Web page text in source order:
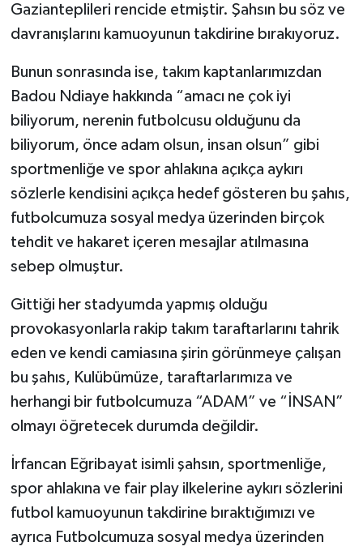
Gazianteplileri rencide etmiştir. Şahsın bu söz ve
davranışlarını kamuoyunun takdirine bırakıyoruz.
Bunun sonrasında ise, takım kaptanlarımızdan
Badou Ndiaye hakkında “amacı ne çok iyi
biliyorum, nerenin futbolcusu olduğunu da
biliyorum, önce adam olsun, insan olsun” gibi
sportmenliğe ve spor ahlakına açıkça aykırı
sözlerle kendisini açıkça hedef gösteren bu şahıs,
futbolcumuza sosyal medya üzerinden birçok
tehdit ve hakaret içeren mesajlar atılmasına
sebep olmuştur.
Gittiği her stadyumda yapmış olduğu
provokasyonlarla rakip takım taraftarlarını tahrik
eden ve kendi camiasına şirin görünmeye çalışan
bu şahıs, Kulübümüze, taraftarlarımıza ve
herhangi bir futbolcumuza “ADAM” ve “İNSAN”
olmayı öğretecek durumda değildir.
İrfancan Eğribayat isimli şahsın, sportmenliğe,
spor ahlakına ve fair play ilkelerine aykırı sözlerini
futbol kamuoyunun takdirine bıraktığımızı ve
ayrıca Futbolcumuza sosyal medya üzerinden